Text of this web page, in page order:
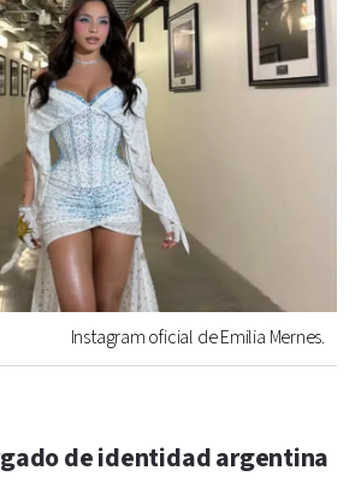
Instagram oficial de Emilia Mernes.
de identidad argentina